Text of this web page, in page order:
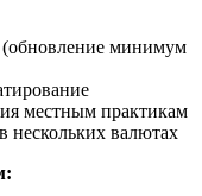
(обновление минимум
местным практикам
нескольких валютах